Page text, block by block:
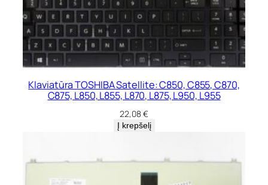
Klaviatūra TOSHIBA Satellite: C850, C855, C870,
C875, L850, L855, L870, L875, L950, L955
22,08€
Į krepšelį